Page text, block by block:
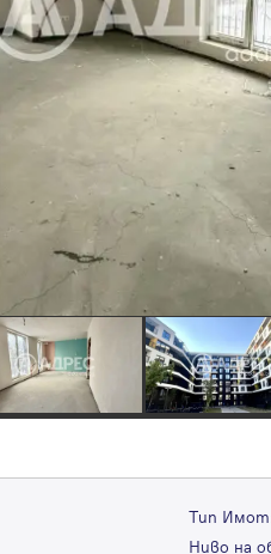
Тип
Ниво на